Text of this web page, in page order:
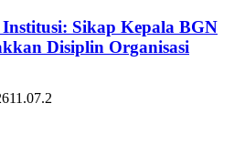
Sikap Kepala BGN
Disiplin Organisasi